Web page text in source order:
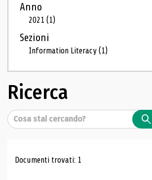
Anno
2021(1)
Sezioni
Information Literacy(1)
Ricerca
Cerca
Risultati di ricerca
Documenti trovati: 1